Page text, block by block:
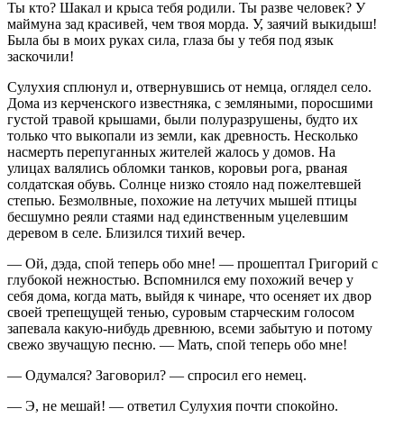
Ты кто? Шакал и крыса тебя родили. Ты разве человек? У
маймуна зад красивей, чем твоя морда. У, заячий выкидыш!
Была бы в моих руках сила, глаза бы у тебя под язык
заскочили!
Сулухия сплюнул и, отвернувшись от немца, оглядел село.
Дома из керченского известняка, с земляными, поросшими
густой травой крышами, были полуразрушены, будто их
только что выкопали из земли, как древность. Несколько
насмерть перепуганных жителей жалось у домов. На
улицах валялись обломки танков, коровьи рога, рваная
солдатская обувь. Солнце низко стояло над пожелтевшей
степью. Безмолвные, похожие на летучих мышей птицы
бесшумно реяли стаями над единственным уцелевшим
деревом в селе. Близился тихий вечер.
— Ой, дэда, спой теперь обо мне! — прошептал Григорий с
глубокой нежностью. Вспомнился ему похожий вечер у
себя дома, когда мать, выйдя к чинаре, что осеняет их двор
своей трепещущей тенью, суровым старческим голосом
запевала какую-нибудь древнюю, всеми забытую и потому
свежо звучащую песню. — Мать, спой теперь обо мне!
— Одумался? Заговорил? — спросил его немец.
— Э, не мешай! — ответил Сулухия почти спокойно.